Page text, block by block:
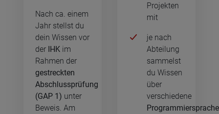
Nach ca. einem
Jahr stellst du
dein Wissen vor
der IHK im
Rahmen der
gestreckten
Abschlussprüfung
(GAP 1) unter
Beweis. Am
Projekten
mit
je nach
Abteilung
sammelst
du Wissen
über
verschiedene